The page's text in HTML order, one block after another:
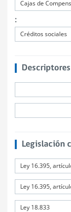
Cajas de
:
Créditos sociales
Descriptores
Legislación
Ley 16.395,
Ley 16.395,
Ley 18.833